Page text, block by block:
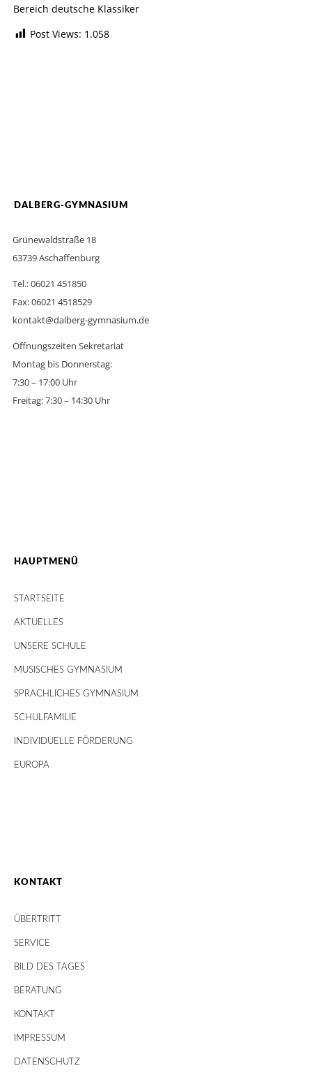
Bereich deutsche Klassiker
Post Views: 1.058
DALBERG-GYMNASIUM
Grünewaldstraße 18
63739 Aschaffenburg
Tel.: 06021 451850
Fax: 06021 4518529
kontakt@dalberg-gymnasium.de
Öffnungszeiten Sekretariat
Montag bis Donnerstag:
7:30 – 17:00 Uhr
Freitag: 7:30 – 14:30 Uhr
HAUPTMENÜ
STARTSEITE
AKTUELLES
UNSERE SCHULE
MUSISCHES GYMNASIUM
SPRACHLICHES GYMNASIUM
SCHULFAMILIE
INDIVIDUELLE FÖRDERUNG
EUROPA
KONTAKT
ÜBERTRITT
SERVICE
BILD DES TAGES
BERATUNG
KONTAKT
IMPRESSUM
DATENSCHUTZ